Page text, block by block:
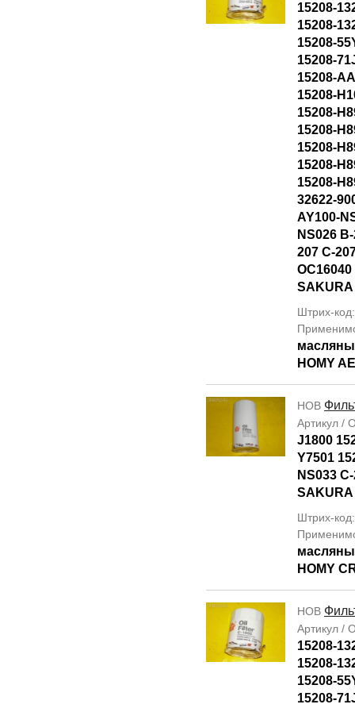
15208-
15208-
15208-
15208-
15208-
15208-
15208-
15208-
15208-
15208-
15208-
32622-
AY100-
NS026
207 C-
OC16040
SAKURA
Штрих-
HOMY
НОВ
Артикул /
J1800
Y7501
NS033
SAKURA
Штрих-
HOMY
НОВ
Артикул /
15208-
15208-
15208-
15208-